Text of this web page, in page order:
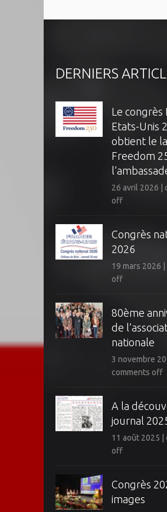
DERNIERS
Le congrès
Etats-Unis
obtient le
Freedom
26 avril 2026
off
Congrès
2026
19 mars 2026
off
80ème
de
nationale
3 novembre
comments off
A la
journal
11 août 2025
off
Congrès
images